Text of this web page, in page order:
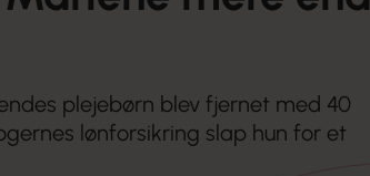
plejebørn blev fjernet med 40
lønforsikring slap hun for et